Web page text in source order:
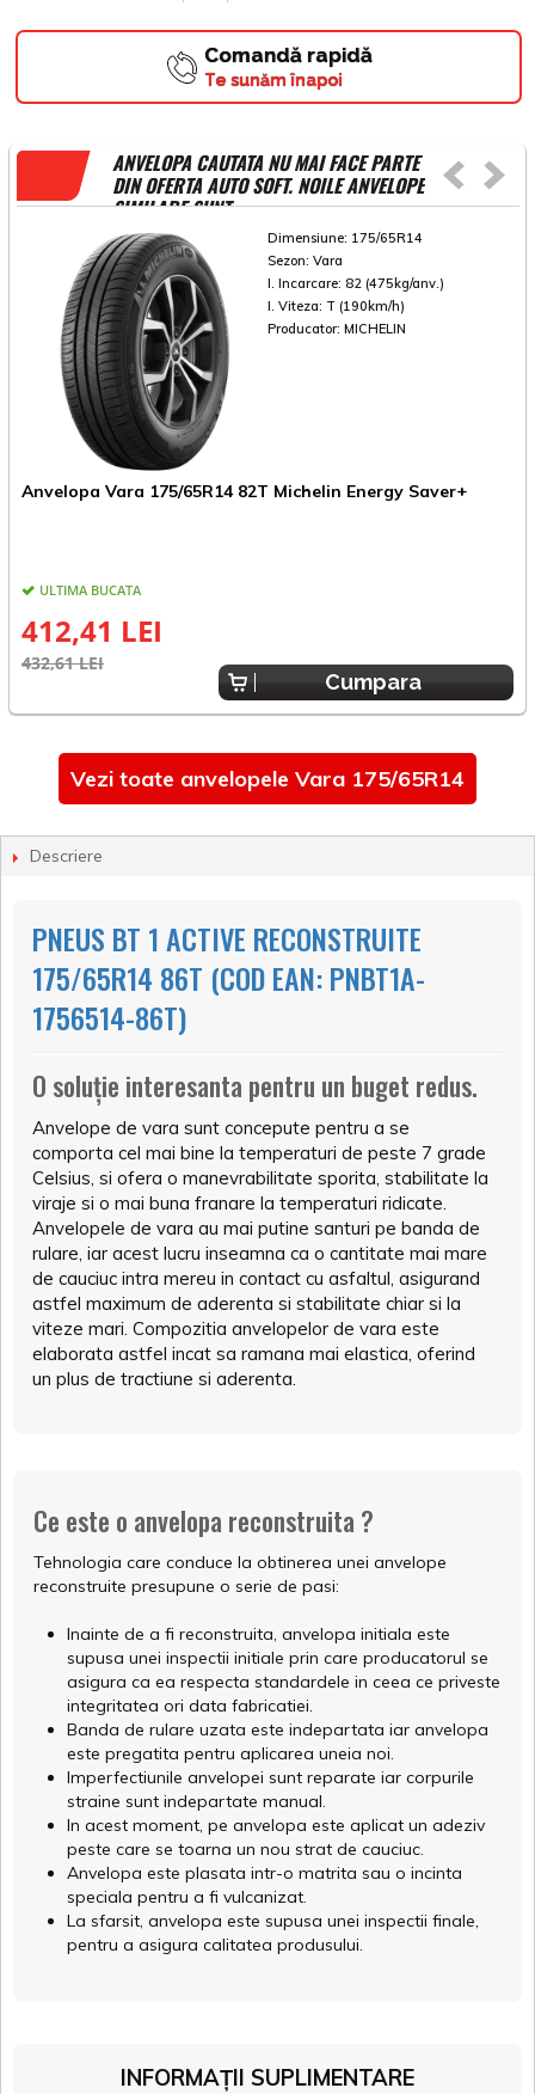
Comandă rapidă
Te sunăm înapoi
ANVELOPA CAUTATA NU MAI FACE PARTE
DIN OFERTA AUTO SOFT. NOILE ANVELOPE
SIMILARE SUNT
Dimensiune: 175/65R14
Sezon: Vara
I. Incarcare: 82 (475kg/anv.)
I. Viteza: T (190km/h)
Producator: MICHELIN
Anvelopa Vara 175/65R14 82T Michelin Energy Saver+
ULTIMA BUCATA
412,41 LEI
432,61 LEI
Cumpara
Vezi toate anvelopele Vara 175/65R14
Descriere
PNEUS BT 1 ACTIVE RECONSTRUITE
175/65R14 86T (COD EAN: PNBT1A-
1756514-86T)
O soluție interesanta pentru un buget redus.
Anvelope de vara sunt concepute pentru a se
comporta cel mai bine la temperaturi de peste 7 grade
Celsius, si ofera o manevrabilitate sporita, stabilitate la
viraje si o mai buna franare la temperaturi ridicate.
Anvelopele de vara au mai putine santuri pe banda de
rulare, iar acest lucru inseamna ca o cantitate mai mare
de cauciuc intra mereu in contact cu asfaltul, asigurand
astfel maximum de aderenta si stabilitate chiar si la
viteze mari. Compozitia anvelopelor de vara este
elaborata astfel incat sa ramana mai elastica, oferind
un plus de tractiune si aderenta.
Ce este o anvelopa reconstruita ?
Tehnologia care conduce la obtinerea unei anvelope
reconstruite presupune o serie de pasi:
Inainte de a fi reconstruita, anvelopa initiala este
supusa unei inspectii initiale prin care producatorul se
asigura ca ea respecta standardele in ceea ce priveste
integritatea ori data fabricatiei.
Banda de rulare uzata este indepartata iar anvelopa
este pregatita pentru aplicarea uneia noi.
Imperfectiunile anvelopei sunt reparate iar corpurile
straine sunt indepartate manual.
In acest moment, pe anvelopa este aplicat un adeziv
peste care se toarna un nou strat de cauciuc.
Anvelopa este plasata intr-o matrita sau o incinta
speciala pentru a fi vulcanizat.
La sfarsit, anvelopa este supusa unei inspectii finale,
pentru a asigura calitatea produsului.
INFORMAȚII SUPLIMENTARE